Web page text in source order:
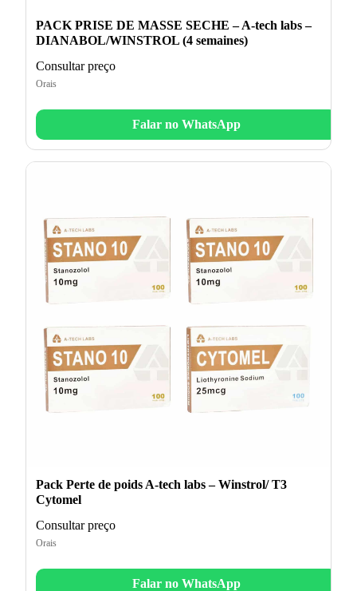
PACK PRISE DE MASSE SECHE – A-tech labs –
DIANABOL/WINSTROL (4 semaines)
Consultar preço
Orais
Falar no WhatsApp
Pack Perte de poids A-tech labs – Winstrol/ T3
Cytomel
Consultar preço
Orais
Falar no WhatsApp